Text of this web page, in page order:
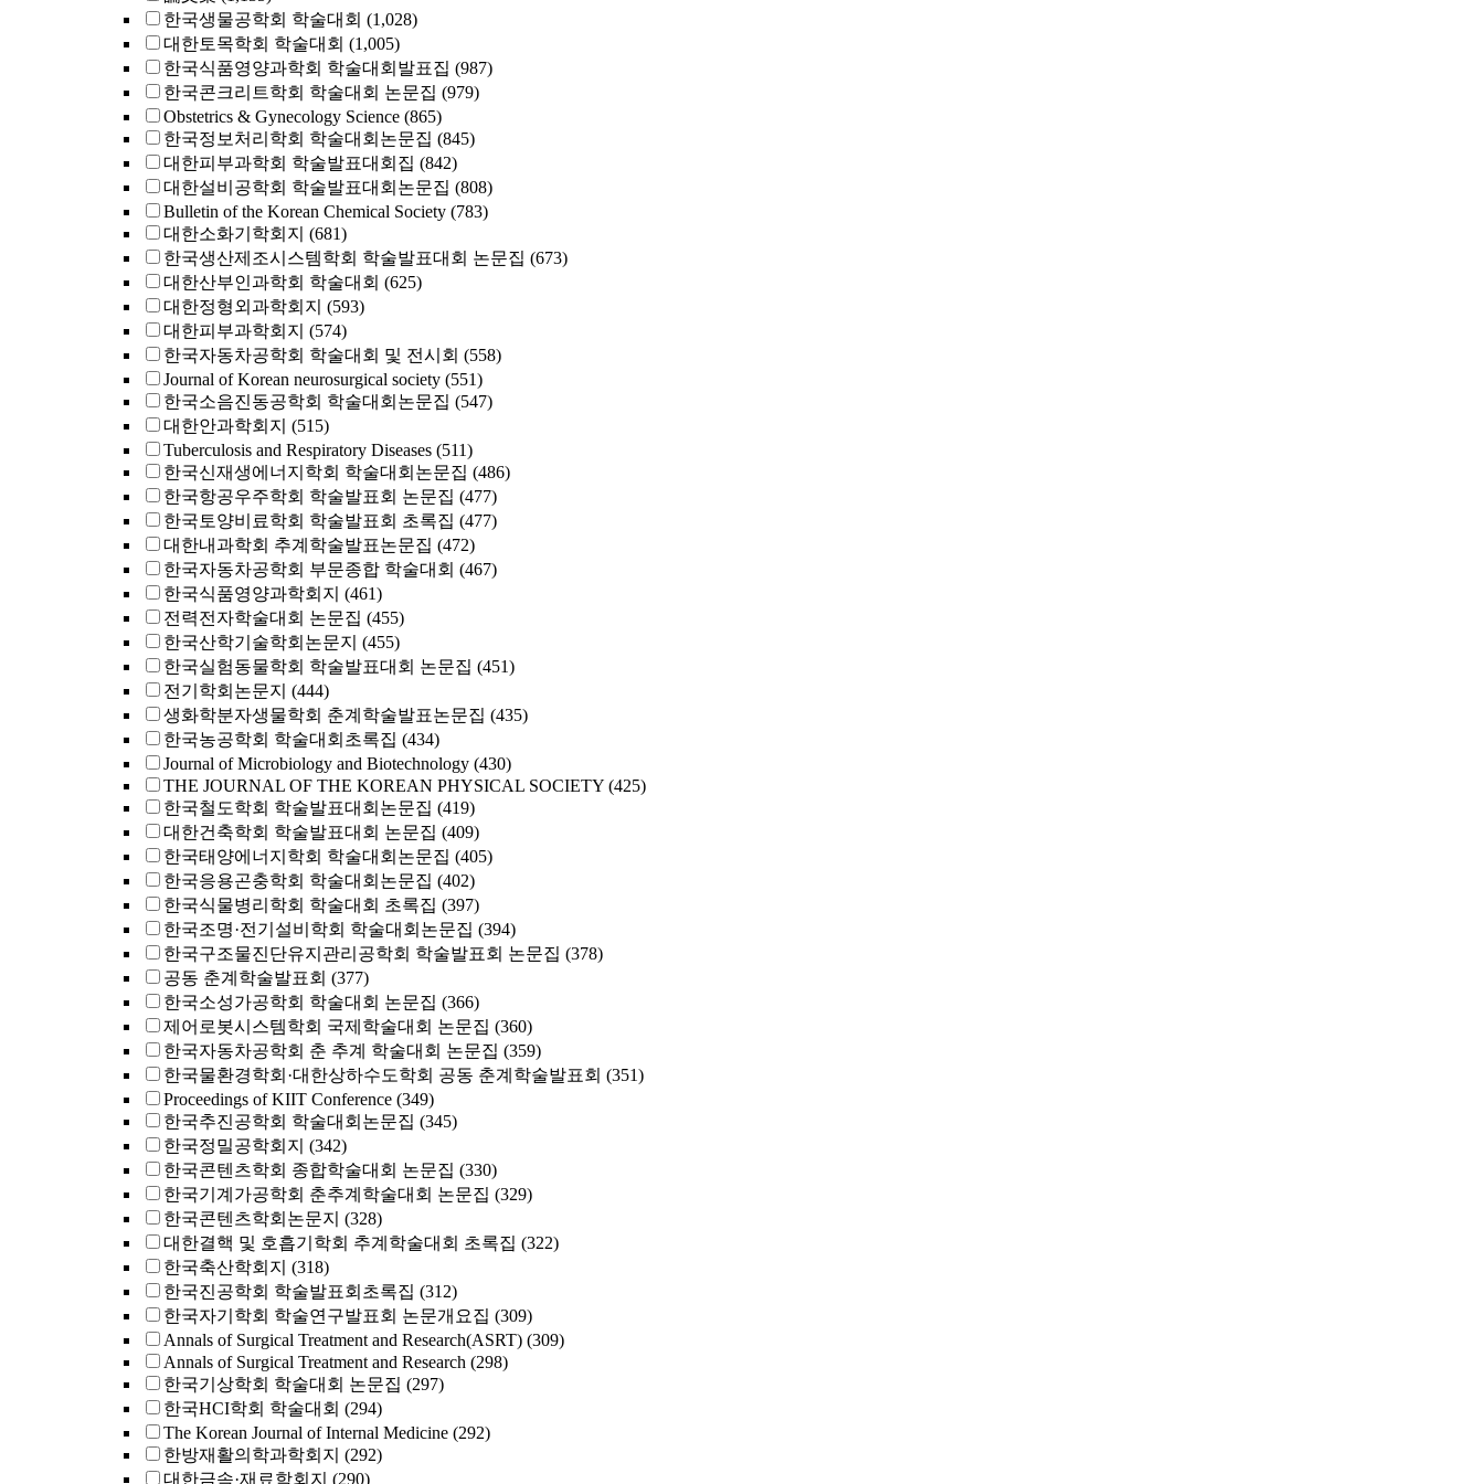
한국생물공학회 학술대회 (1,028)
대한토목학회 학술대회 (1,005)
한국식품영양과학회 학술대회발표집 (987)
한국콘크리트학회 학술대회 논문집 (979)
Obstetrics & Gynecology Science (865)
한국정보처리학회 학술대회논문집 (845)
대한피부과학회 학술발표대회집 (842)
대한설비공학회 학술발표대회논문집 (808)
Bulletin of the Korean Chemical Society (783)
대한소화기학회지 (681)
한국생산제조시스템학회 학술발표대회 논문집 (673)
대한산부인과학회 학술대회 (625)
대한정형외과학회지 (593)
대한피부과학회지 (574)
한국자동차공학회 학술대회 및 전시회 (558)
Journal of Korean neurosurgical society (551)
한국소음진동공학회 학술대회논문집 (547)
대한안과학회지 (515)
Tuberculosis and Respiratory Diseases (511)
한국신재생에너지학회 학술대회논문집 (486)
한국항공우주학회 학술발표회 논문집 (477)
한국토양비료학회 학술발표회 초록집 (477)
대한내과학회 추계학술발표논문집 (472)
한국자동차공학회 부문종합 학술대회 (467)
한국식품영양과학회지 (461)
전력전자학술대회 논문집 (455)
한국산학기술학회논문지 (455)
한국실험동물학회 학술발표대회 논문집 (451)
전기학회논문지 (444)
생화학분자생물학회 춘계학술발표논문집 (435)
한국농공학회 학술대회초록집 (434)
Journal of Microbiology and Biotechnology (430)
THE JOURNAL OF THE KOREAN PHYSICAL SOCIETY (425)
한국철도학회 학술발표대회논문집 (419)
대한건축학회 학술발표대회 논문집 (409)
한국태양에너지학회 학술대회논문집 (405)
한국응용곤충학회 학술대회논문집 (402)
한국식물병리학회 학술대회 초록집 (397)
한국조명·전기설비학회 학술대회논문집 (394)
한국구조물진단유지관리공학회 학술발표회 논문집 (378)
공동 춘계학술발표회 (377)
한국소성가공학회 학술대회 논문집 (366)
제어로봇시스템학회 국제학술대회 논문집 (360)
한국자동차공학회 춘 추계 학술대회 논문집 (359)
한국물환경학회·대한상하수도학회 공동 춘계학술발표회 (351)
Proceedings of KIIT Conference (349)
한국추진공학회 학술대회논문집 (345)
한국정밀공학회지 (342)
한국콘텐츠학회 종합학술대회 논문집 (330)
한국기계가공학회 춘추계학술대회 논문집 (329)
한국콘텐츠학회논문지 (328)
대한결핵 및 호흡기학회 추계학술대회 초록집 (322)
한국축산학회지 (318)
한국진공학회 학술발표회초록집 (312)
한국자기학회 학술연구발표회 논문개요집 (309)
Annals of Surgical Treatment and Research(ASRT) (309)
Annals of Surgical Treatment and Research (298)
한국기상학회 학술대회 논문집 (297)
한국HCI학회 학술대회 (294)
The Korean Journal of Internal Medicine (292)
한방재활의학과학회지 (292)
대한금속·재료학회지 (290)